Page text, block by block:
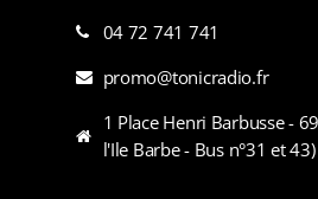
04 72 741 741
promo@tonicradio.fr
1 Place Henri Barbusse -
l'Ile Barbe - Bus n°31 et 43)